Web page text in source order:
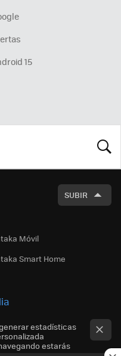
15
SUBIR
Móvil
Smart Home
estadísticas
estarás